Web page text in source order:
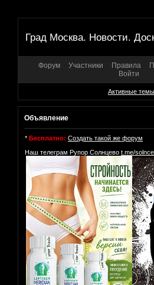
Град Москва. Новости.
Форум Участники Правила
Войти
Активные темы
Объявление
* Бесплатно: Создать такой же форум
Наш телеграм Рупор Солнцево t.me/